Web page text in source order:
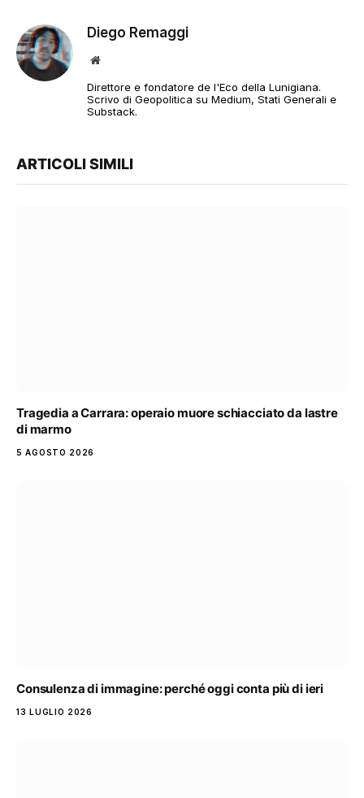
Diego Remaggi
Sito
Direttore e fondatore de l'Eco della Lunigiana.
Scrivo di Geopolitica su Medium, Stati Generali e
Substack.
ARTICOLI SIMILI
Tragedia a Carrara: operaio muore schiacciato da lastre
di marmo
5 AGOSTO 2026
Consulenza di immagine: perché oggi conta più di ieri
13 LUGLIO 2026